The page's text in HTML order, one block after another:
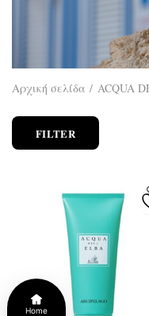
Αρχική σελίδα ACQUA
FILTER
Home